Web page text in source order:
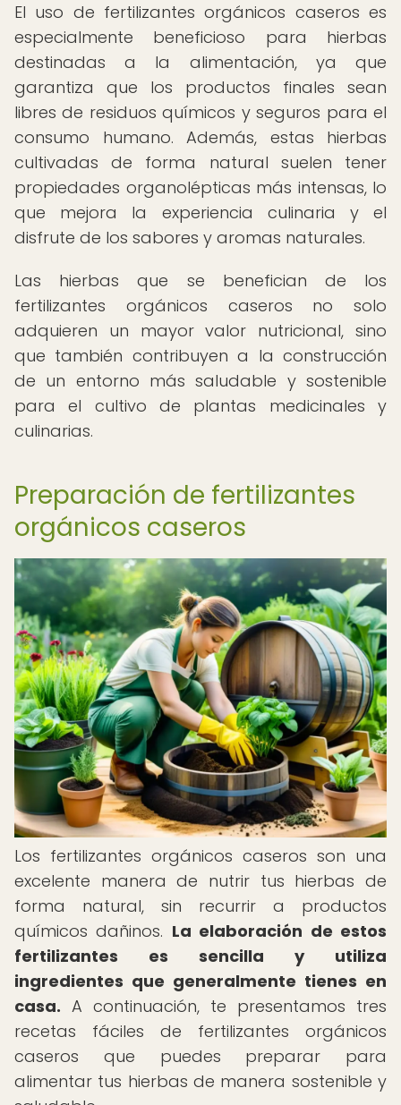
El uso de fertilizantes orgánicos caseros es
especialmente beneficioso para hierbas
destinadas a la alimentación, ya que
garantiza que los productos finales sean
libres de residuos químicos y seguros para el
consumo humano. Además, estas hierbas
cultivadas de forma natural suelen tener
propiedades organolépticas más intensas, lo
que mejora la experiencia culinaria y el
disfrute de los sabores y aromas naturales.
Las hierbas que se benefician de los
fertilizantes orgánicos caseros no solo
adquieren un mayor valor nutricional, sino
que también contribuyen a la construcción
de un entorno más saludable y sostenible
para el cultivo de plantas medicinales y
culinarias.
Preparación de fertilizantes
orgánicos caseros
Los fertilizantes orgánicos caseros son una
excelente manera de nutrir tus hierbas de
forma natural, sin recurrir a productos
químicos dañinos. La elaboración de estos
fertilizantes es sencilla y utiliza
ingredientes que generalmente tienes en
casa. A continuación, te presentamos tres
recetas fáciles de fertilizantes orgánicos
caseros que puedes preparar para
alimentar tus hierbas de manera sostenible y